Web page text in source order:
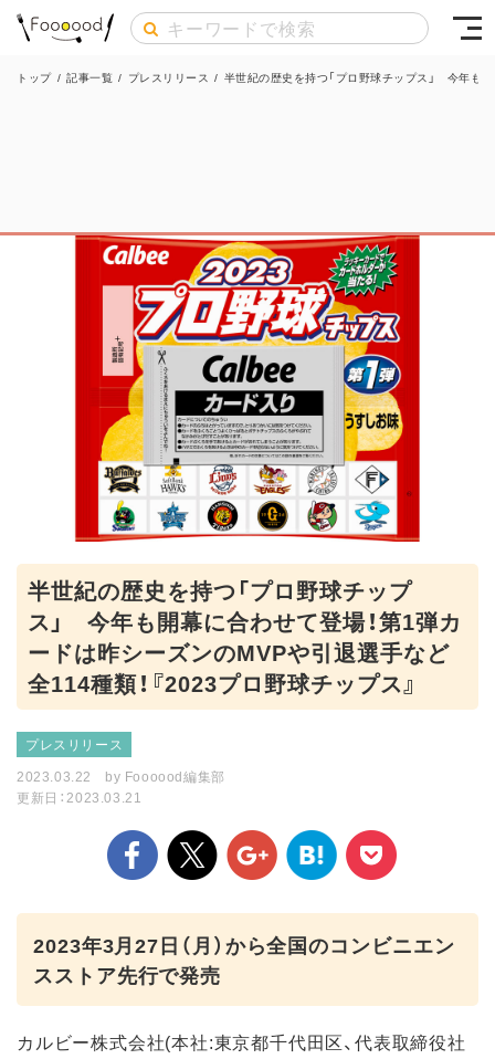
トップ / 記事一覧 / プレスリリース / 半世紀の歴史を持つ「プロ野球チップス」 今年も
半世紀の歴史を持つ「プロ野球チップ
ス」 今年も開幕に合わせて登場！第1弾カ
ードは昨シーズンのMVPや引退選手など
全114種類！『2023プロ野球チップス』
プレスリリース
2023.03.22
by Foooood編集部
更新日：2023.03.21
2023年3月27日（月）から全国のコンビニエン
スストア先行で発売
カルビー株式会社(本社:東京都千代田区、代表取締役社